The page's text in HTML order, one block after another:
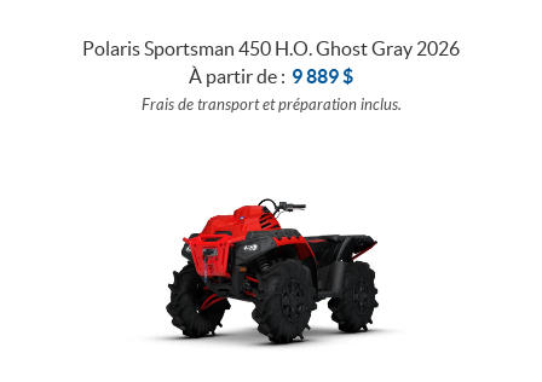
Polaris Sportsman 450 H.O. Ghost Gray 2026
À partir de : 9 889$
Frais de transport et préparation inclus.